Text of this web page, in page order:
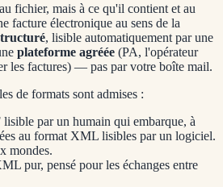
fichier, mais à ce qu'il contient et au
facture électronique au sens de la
, lisible automatiquement par une
plateforme agréée (PA, l'opérateur
les factures) — pas par votre boîte mail.
de formats sont admises :
par un humain qui embarque, à
au format XML lisibles par un logiciel.
mondes.
pur, pensé pour les échanges entre